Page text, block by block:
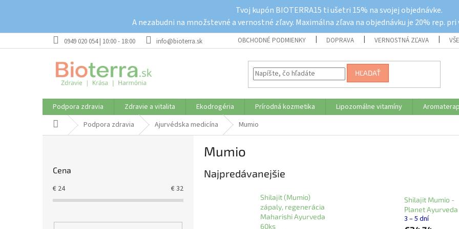
Tvoj kupón BIOTERRA15 ti ušetri 15% na svojej objednávke.
A nezabudni na množstevné a vernostné zľavy. Maximálna zľava na objednávku je 20% rep. pri
0949 020 054 | 10:00 - 18:00 info@bioterra.sk OBCHODNÉ PODMIENKY DOPRAVA VERNOSTNÁ ZĽAVA
HĽADAŤ
Podpora zdravia Zdravie a vitalita Ekodrogéria Prírodná kozmetika Lipozomálne vitamíny
DomovPodpora zdravia Ajurvédska medicína Mumio
Cena
€ 24 €32
Mumio
Najpredávanejšie
Shilajit (Mumio)
zápaly, regenerácia
Maharishi Ayurveda
60ks
Shilajit Mumio -
Planet Ayurveda
3 – 5 dní